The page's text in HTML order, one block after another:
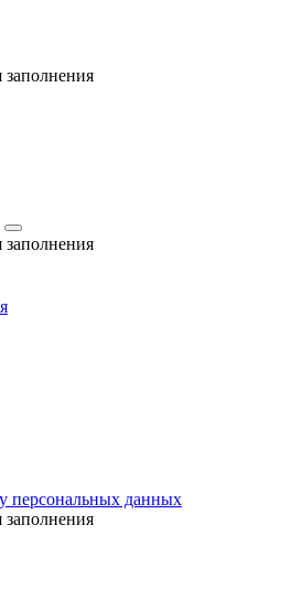
персональных данных